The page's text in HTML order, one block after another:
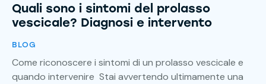
Quali sono i sintomi del prolasso
vescicale? Diagnosi e intervento
BLOG
Come riconoscere i sintomi di un prolasso vescicale e
quando intervenire Stai avvertendo ultimamente una